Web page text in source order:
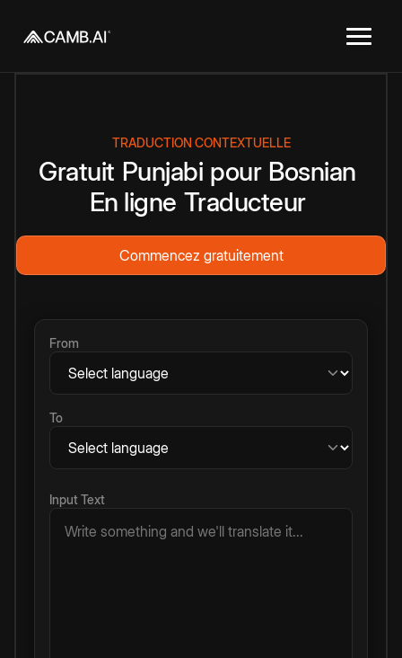
TRADUCTION CONTEXTUELLE
Gratuit Punjabi pour Bosnian
En ligne Traducteur
Commencez gratuitement
From
To
Input Text